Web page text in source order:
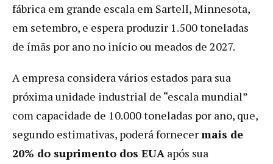
fábrica em grande escala em Sartell, Minnesota,
em setembro, e espera produzir 1.500 toneladas
de ímãs por ano no início ou meados de 2027.
A empresa considera vários estados para sua
próxima unidade industrial de “escala mundial”
com capacidade de 10.000 toneladas por ano, que,
segundo estimativas, poderá fornecermais de
20% do suprimento dos EUA após sua